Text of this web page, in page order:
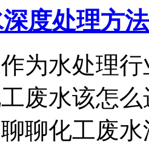
度处理方法
为水处理
废水该怎
聊化工废